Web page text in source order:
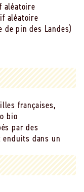
aléatoire
aléatoire
de pin des Landes)
françaises,
bio
par des
dans un